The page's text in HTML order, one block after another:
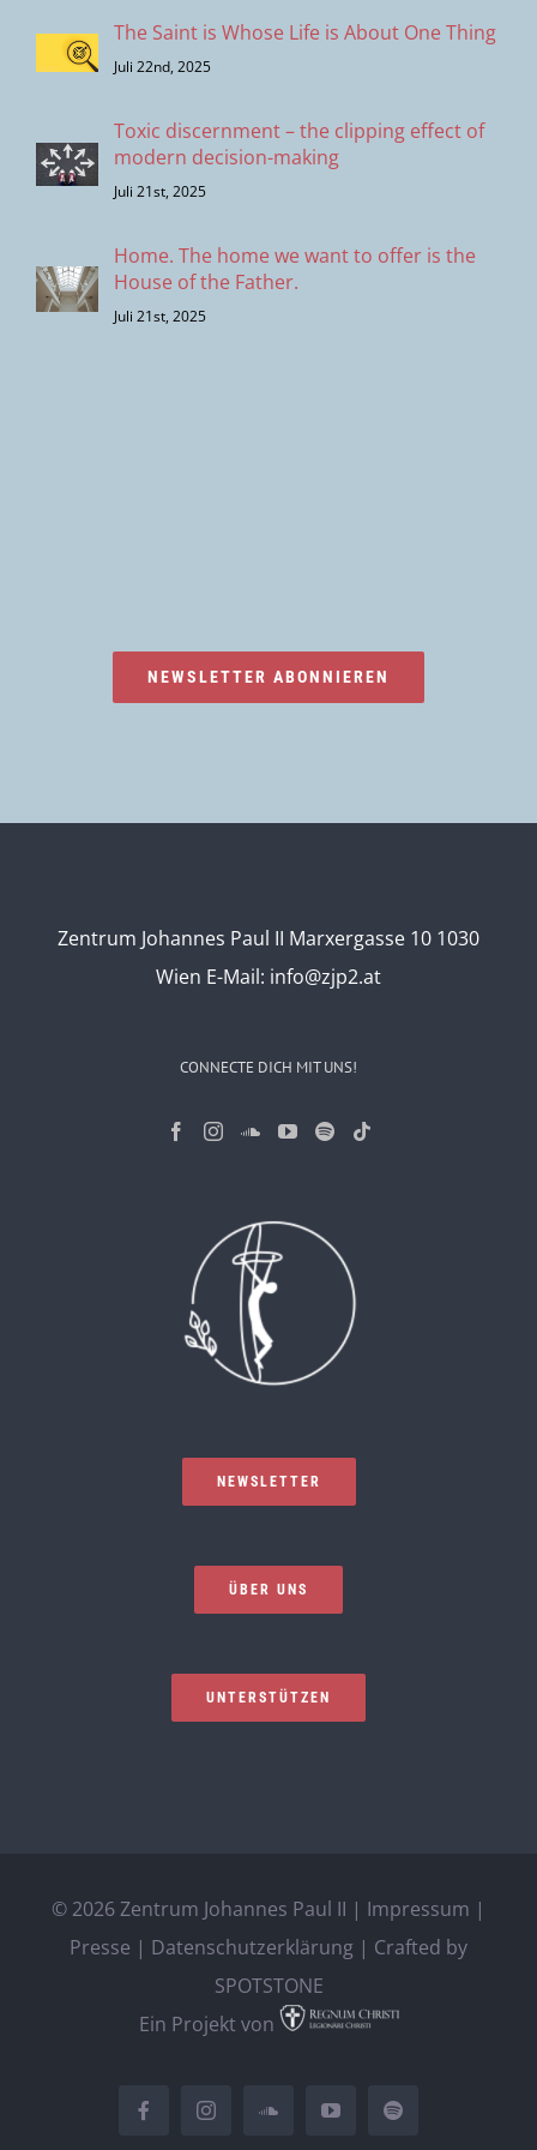
The Saint is Whose Life is About One Thing
Juli 22nd, 2025
Toxic discernment – the clipping effect of
modern decision-making
Juli 21st, 2025
Home. The home we want to offer is the
House of the Father.
Juli 21st, 2025
NEWSLETTER ABONNIEREN
Zentrum Johannes Paul II Marxergasse 10 1030
Wien E-Mail: info@zjp2.at
CONNECTE DICH MIT UNS!
NEWSLETTER
ÜBER UNS
UNTERSTÜTZEN
© 2026 Zentrum Johannes Paul II | Impressum |
Presse | Datenschutzerklärung | Crafted by
SPOTSTONE
Ein Projekt von
FacebookInstagramSoundCloudYouTubeSpotify